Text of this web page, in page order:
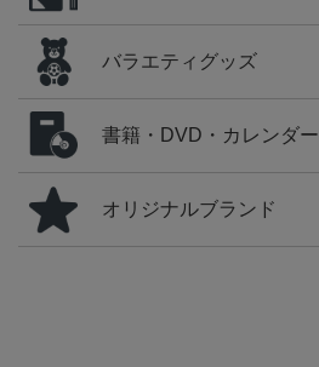
バラエティグッズ
書籍・DVD・カレンダー
オリジナルブランド